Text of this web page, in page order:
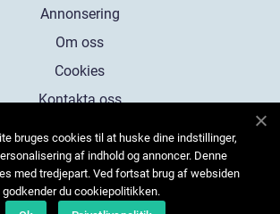
Annonsering
Om oss
Cookies
Kontakta oss
bruges cookies til at huske dine indstillinger,
af indhold og annoncer. Denne
med tredjepart. Ved fortsat brug af websiden
godkender du cookiepolitikken.